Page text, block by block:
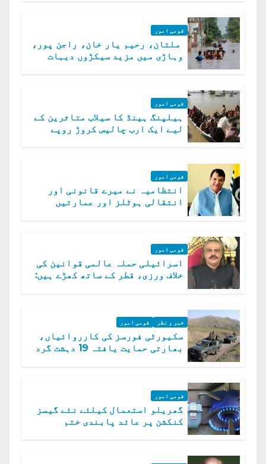
قومی امور
ملتان، رحیم یار خان، راجن پور،
وہاڑی میں مزید سیکڑوں دیہات
قومی امور
ہیلپنگ ہینڈ کا سیلاب متاثرین کے
لیے ایک ارب چالیس کروڑ روپے
قومی امور
انتظامیہ نے میرے قانونی اور
انتقالی ہوٹلز اور عمارتیں
قومی امور
اسرائیلی حملہ عالمی قوانین کی
خلاف ورزی، قطر کے ساتھ کھڑے ہیں:
خبر و نظر قومی امور
سکیورٹی فورسز کی کارروائیاں،
بھارتی حمایت یافتہ 19 دہشت گرد
قومی امور
گھریلو استعمال کیلئے نئے گیسز
کنکشن پر عائد پابندی ختم